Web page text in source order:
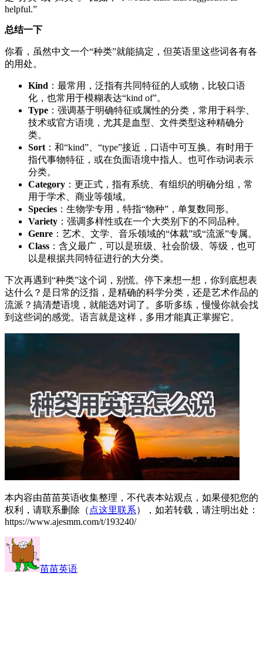
helpful.”
总结一下
你看，虽然中文一个“种类”就能搞定，但英语里这些词各有各
的用处。
Kind ：最常用，泛指有共同特征的人或物，比较口语
化，也常用于模糊表达“kind of”。
Type ：强调基于明确特征或属性的分类，常用于科学、
技术或官方语境，尤其是血型、文件类型这种精确分
类。
Sort ：和“kind”、“type”接近，口语中可互换。有时用于
指代事物特征，或在负面语境中指人。也可作动词表示
分类。
Category ：更正式，指有系统、有组织的明确分组，常
用于学术、商业等领域。
Species ：生物学专用，特指“物种”，单复数同形。
Variety ：强调多样性或在一个大类别下的不同品种。
Genre ：艺术、文学、音乐领域的“体裁”或“流派”专属。
Class ：含义最广，可以是班级、社会阶级、等级，也可
以是根据共同特征进行的大分类。
下次再遇到“种类”这个词，别慌。停下来想一想，你到底想表
达什么？是日常的泛指，是精确的科学分类，还是艺术作品的
流派？搞清楚语境，就能选对词了。多听多练，慢慢你就会找
到这些词的感觉。语言就是这样，多用才能真正掌握它。
本内容由苗苗英语收集整理，不代表本站观点，如果侵犯您的
权利，请联系删除（ 点这里联系），如若转载，请注明出处：
https://www.ajesmm.com/t/193240/
苗苗英语